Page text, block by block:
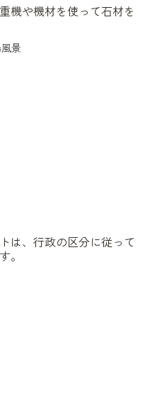
機や機材を使って石材を
は、行政の区分に従って
。